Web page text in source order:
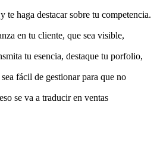
te haga destacar sobre tu competencia.
en tu cliente, que sea visible,
tu esencia, destaque tu porfolio,
fácil de gestionar para que no
se va a traducir en ventas